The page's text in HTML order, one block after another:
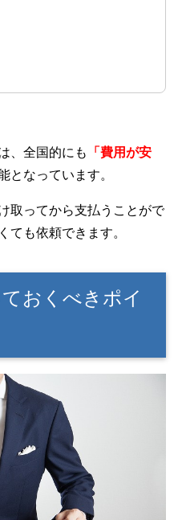
、全国的にも
「費用が安
となっています。
取ってから支払うことがで
ても依頼できます。
おくべきポイ